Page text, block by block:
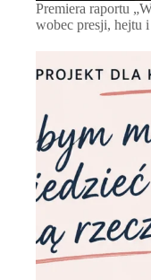
Premiera raportu
wobec presji, hejtu